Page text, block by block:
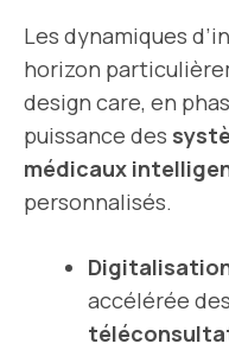
Les dynamiques
horizon
design care, en
puissance des
médicaux
personnalisés.
accélérée